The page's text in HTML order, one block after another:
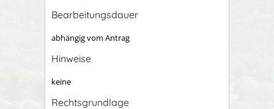
Bearbeitungsdauer
abhängig vom Antrag
Hinweise
keine
Rechtsgrundlage